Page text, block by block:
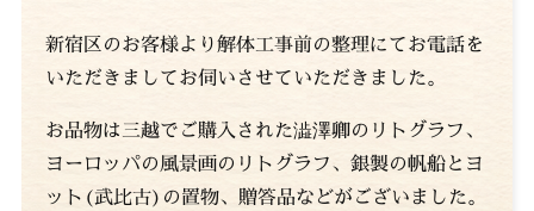
新宿区のお客様より解体工事前の整理にてお電話を
いただきましてお伺いさせていただきました。
お品物は三越でご購入された澁澤卿のリトグラフ、
ヨーロッパの風景画のリトグラフ、銀製の帆船とヨ
ット(武比古)の置物、贈答品などがございました。